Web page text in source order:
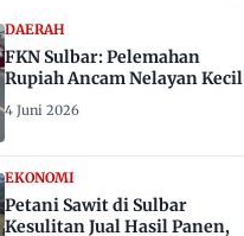
DAERAH
FKN Sulbar: Pelemahan
Rupiah Ancam Nelayan Kecil
4 Juni 2026
EKONOMI
Petani Sawit di Sulbar
Kesulitan Jual Hasil Panen,